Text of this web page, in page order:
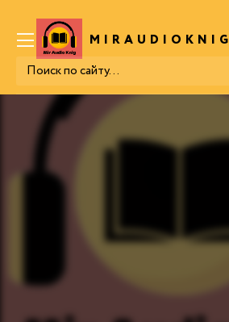
MIRAUDIOKNIG